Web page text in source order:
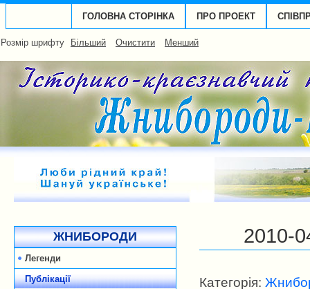
ГОЛОВНА СТОРІНКА ПРО ПРОЕКТ
Розмір шрифту Більший Очистити Менший
ЖНИБОРОДИ
Легенди
Публікації
2010-
Категорія: